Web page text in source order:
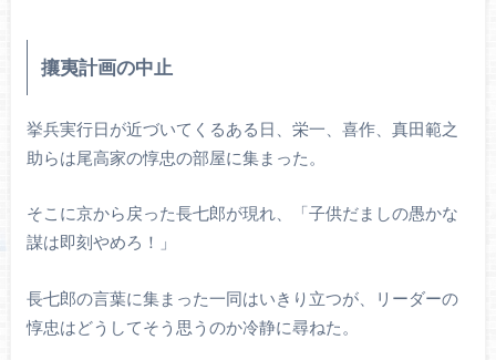
攘夷計画の中止
挙兵実行日が近づいてくるある日、栄一、喜作、真田範之
助らは尾高家の惇忠の部屋に集まった。
そこに京から戻った長七郎が現れ、「子供だましの愚かな
謀は即刻やめろ！」
長七郎の言葉に集まった一同はいきり立つが、リーダーの
惇忠はどうしてそう思うのか冷静に尋ねた。